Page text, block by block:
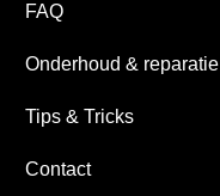
FAQ
Onderhoud & reparatie
Tips & Tricks
Contact